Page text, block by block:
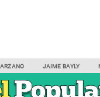
JAIME BAYLY